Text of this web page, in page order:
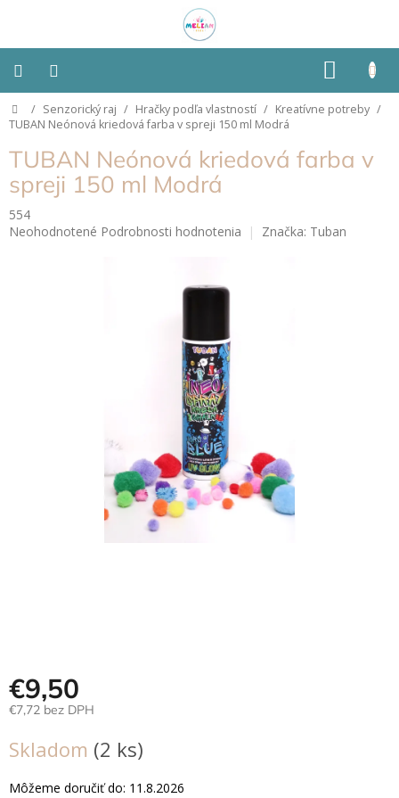
KOŠÍK
Montessori
Detská
izba
Senzorické
pomôcky
Domov
/ Senzorický raj / Hračky podľa vlastností / Kreatívne potreby /
TUBAN Neónová kriedová farba v spreji 150 ml Modrá
TUBAN Neónová kriedová farba v
spreji 150 ml Modrá
554
Priemerné
Neohodnotené Podrobnosti hodnotenia Značka: Tuban
€9,50
€7,72 bez DPH
cena:
Skladom (2 ks)
Môžeme doručiť do: 11.8.2026